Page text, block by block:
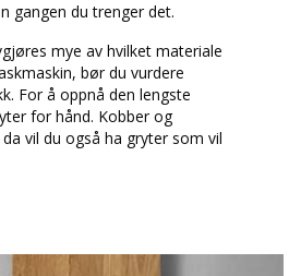
gangen du trenger det.
mye av hvilket materiale
bør du vurdere
For å oppnå den lengste
for hånd. Kobber og
vil du også ha gryter som vil